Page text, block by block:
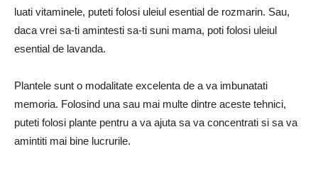
luati vitaminele, puteti folosi uleiul esential de rozmarin. Sau,
daca vrei sa-ti amintesti sa-ti suni mama, poti folosi uleiul
esential de lavanda.
Plantele sunt o modalitate excelenta de a va imbunatati
memoria. Folosind una sau mai multe dintre aceste tehnici,
puteti folosi plante pentru a va ajuta sa va concentrati si sa va
amintiti mai bine lucrurile.